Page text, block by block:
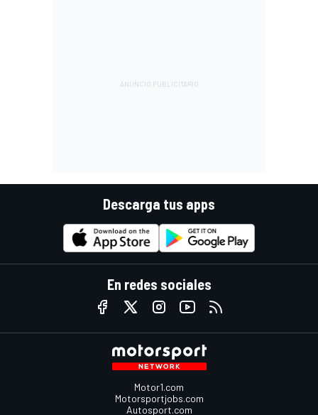
Descarga tus apps
En redes sociales
Motor1.com
Motorsportjobs.com
Autosport.com